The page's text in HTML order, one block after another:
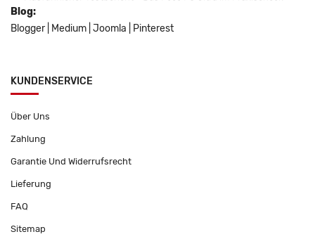
Blog:
Blogger
Medium Joomla Pinterest
KUNDENSERVICE
Über Uns
Zahlung
Garantie Und Widerrufsrecht
Lieferung
FAQ
Sitemap